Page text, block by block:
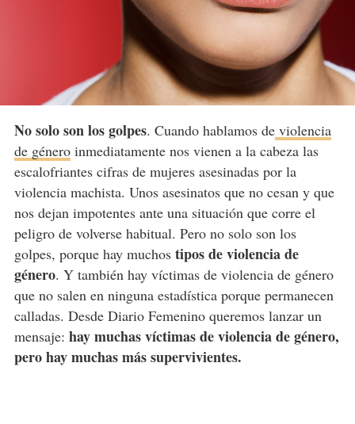
No solo son los golpes. Cuando hablamos deviolencia
de géneroinmediatamente nos vienen a la cabeza las
escalofriantes cifras de mujeres asesinadas por la
violencia machista. Unos asesinatos que no cesan y que
nos dejan impotentes ante una situación que corre el
peligro de volverse habitual. Pero no solo son los
golpes, porque hay muchos tipos de violencia de
género. Y también hay víctimas de violencia de género
que no salen en ninguna estadística porque permanecen
calladas. Desde Diario Femenino queremos lanzar un
mensaje: hay muchas víctimas de violencia de género,
pero hay muchas más supervivientes.